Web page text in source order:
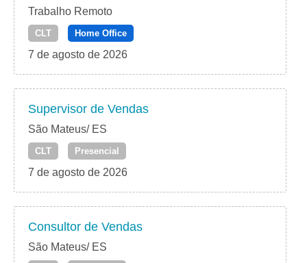
Freelancer
PJ
Trabalho Remoto
CLT Home Office
7 de agosto de 2026
Supervisor de Vendas
São Mateus/ ES
CLT Presencial
7 de agosto de 2026
Consultor de Vendas
São Mateus/ ES